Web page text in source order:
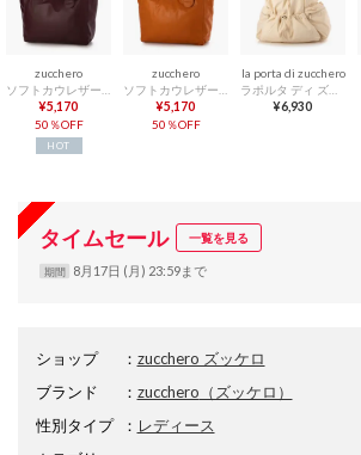
zucchero
¥5,170
50％OFF
HOT
zucchero
¥5,170
50％OFF
la porta di zucchero
¥6,930
タイムセール 一覧を見る
期間 8月17日 (月) 23:59まで
ショップ ： zucchero ズッケロ
ブランド
： zucchero （ズッケロ）
性別タイプ
： レディース